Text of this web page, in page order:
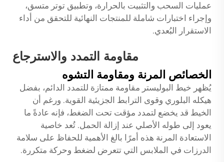
عمليات السحب والتثبيت بالحرارة، وتطبيق توتر متسق،
وإجراء اختبارات شاملة للمنتجات النهائية للتحقق من أداء
الاستقرار البُعدي.
مقاومة التمدد والاسترجاع
الخصائص المرنة ومقاومة التشوه
يُظهر خيط البوليستر مقاومة ممتازة للتمدد الدائم، بفضل
هيكله البلوري وقوى الترابط الجزيئية القوية. ورغم أن
الخيط قد يخضع لتمدد مؤقت تحت الضغط، فإنه عادةً ما
يعود إلى طوله الأصلي عند إزالة الحمل. تُعد خاصية
الاستعادة المرنة هذه أمرًا بالغ الأهمية للحفاظ على سلامة
الدرزات في الملابس التي تتعرض لضغط وحركة متكررة.